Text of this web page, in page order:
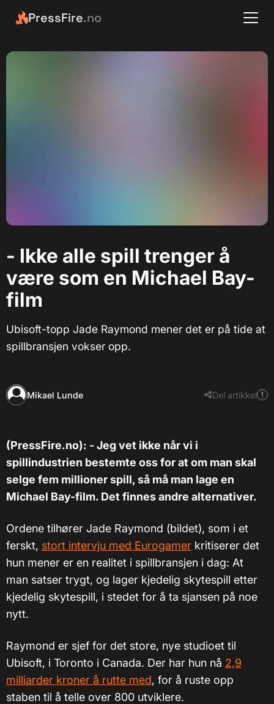
PressFire.no
- Ikke alle spill trenger å
være som en Michael Bay-
film
Ubisoft-topp Jade Raymond mener det er på tide at
spillbransjen vokser opp.
Mikael Lunde Del artikkel
(PressFire.no): - Jeg vet ikke når vi i
spillindustrien bestemte oss for at om man skal
selge fem millioner spill, så må man lage en
Michael Bay-film. Det finnes andre alternativer.
Ordene tilhører Jade Raymond (bildet), som i et
ferskt, stort intervju med Eurogamer kritiserer det
hun mener er en realitet i spillbransjen i dag: At
man satser trygt, og lager kjedelig skytespill etter
kjedelig skytespill, i stedet for å ta sjansen på noe
nytt.
Raymond er sjef for det store, nye studioet til
Ubisoft, i Toronto i Canada. Der har hun nå 2,9
milliarder kroner å rutte med, for å ruste opp
staben til å telle over 800 utviklere.